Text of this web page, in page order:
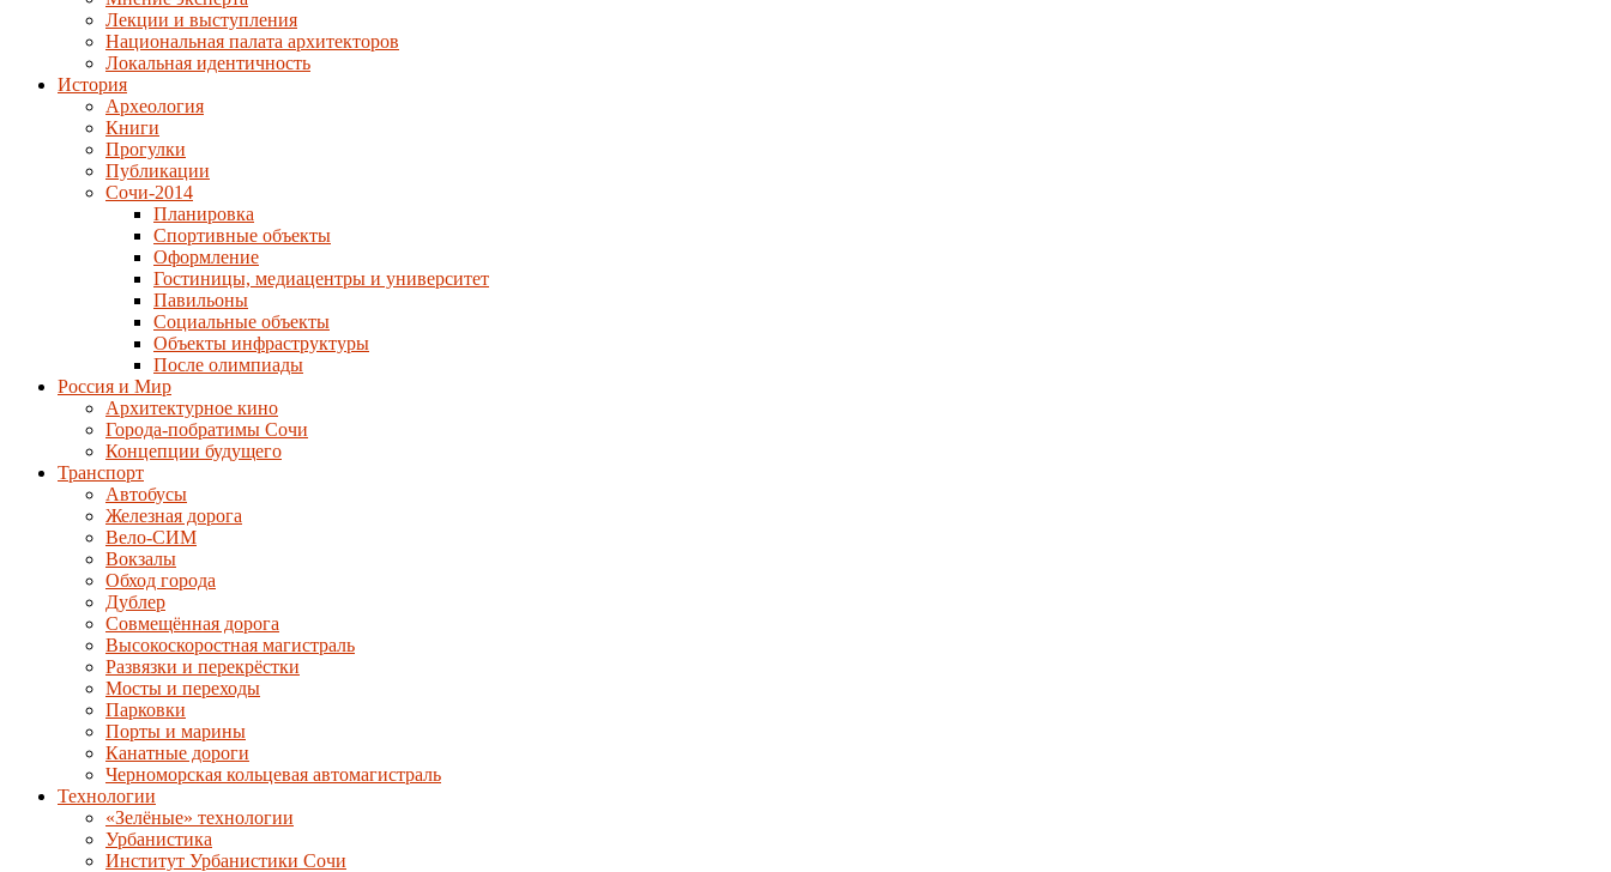
Лекции и выступления
Национальная палата архитекторов
Локальная идентичность
История
Археология
Книги
Прогулки
Публикации
Сочи-2014
Планировка
Спортивные объекты
Оформление
Гостиницы, медиацентры и университет
Павильоны
Социальные объекты
Объекты инфраструктуры
После олимпиады
Россия и Мир
Архитектурное кино
Города-побратимы Сочи
Концепции будущего
Транспорт
Автобусы
Железная дорога
Вело-СИМ
Вокзалы
Обход города
Дублер
Совмещённая дорога
Высокоскоростная магистраль
Развязки и перекрёстки
Мосты и переходы
Парковки
Порты и марины
Канатные дороги
Черноморская кольцевая автомагистраль
Технологии
«Зелёные» технологии
Урбанистика
Институт Урбанистики Сочи